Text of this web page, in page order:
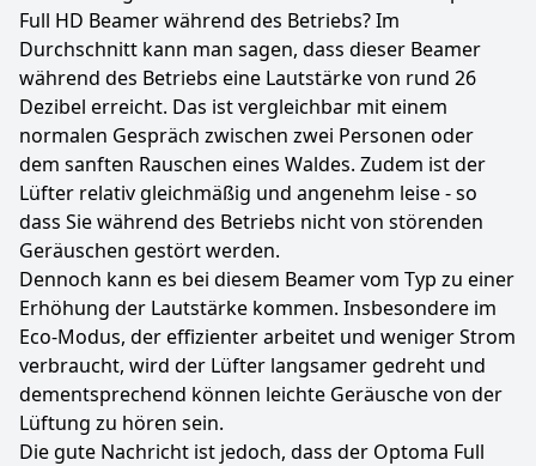
Full HD Beamer während des Betriebs? Im
Durchschnitt kann man sagen, dass dieser Beamer
während des Betriebs eine Lautstärke von rund 26
Dezibel erreicht. Das ist vergleichbar mit einem
normalen Gespräch zwischen zwei Personen oder
dem sanften Rauschen eines Waldes. Zudem ist der
Lüfter relativ gleichmäßig und angenehm leise - so
dass Sie während des Betriebs nicht von störenden
Geräuschen gestört werden.
Dennoch kann es bei diesem Beamer vom Typ zu einer
Erhöhung der Lautstärke kommen. Insbesondere im
Eco-Modus, der effizienter arbeitet und weniger Strom
verbraucht, wird der Lüfter langsamer gedreht und
dementsprechend können leichte Geräusche von der
Lüftung zu hören sein.
Die gute Nachricht ist jedoch, dass der Optoma Full